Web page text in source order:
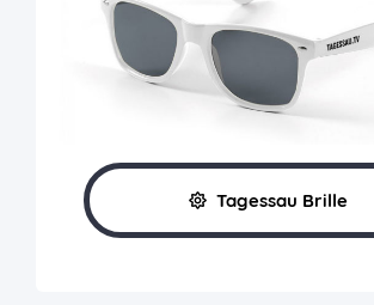
Tagessau Brille